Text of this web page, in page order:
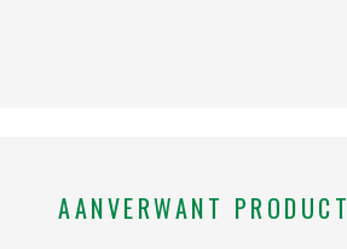
AANVERWANT PRODUCT